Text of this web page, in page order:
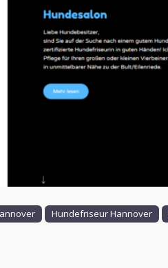
Hundefriseur Hannover